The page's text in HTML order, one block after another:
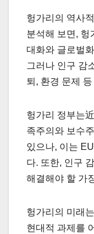
헝가리의 역사
분석해 보면, 헝
대화와 글로벌
그러나 인구 감
퇴, 환경 문제
헝가리 정부는
족주의와 보수
있으나, 이는
다. 또한, 인구
해결해야 할 가
헝가리의 미래
현대적 과제를